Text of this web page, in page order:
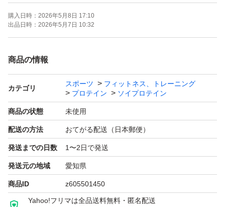
■発送方法
ゆうパケットポスト
【商品概要】
・「ザバス プロ ウエイトダウン」は、大豆プロテインと
カラダづくりに必要なビタミン、ミネラルに加えて、HM
B-Caを独自配合した粉末プロテイン。溶けやすさにこだ
わった当社独自の配合と造粒技術を活用しているので、サ
ッと溶かせておいしく飲むことができます。
・たんぱく原料として大豆プロテインを100%使用。明治
購入日時： 2026年5月8日 17:10
出品日時： 2026年5月7日 10:32
商品の情報
カテゴリ
スポーツ
フィットネス、トレーニング
プロテイン
ソイプロテイン
商品の状態 未使用
配送の方法 おてがる配送（日本郵便）
発送までの日数 1〜2日で発送
発送元の地域 愛知県
商品ID z605501450
Yahoo!フリマは全品送料無料・匿名配送